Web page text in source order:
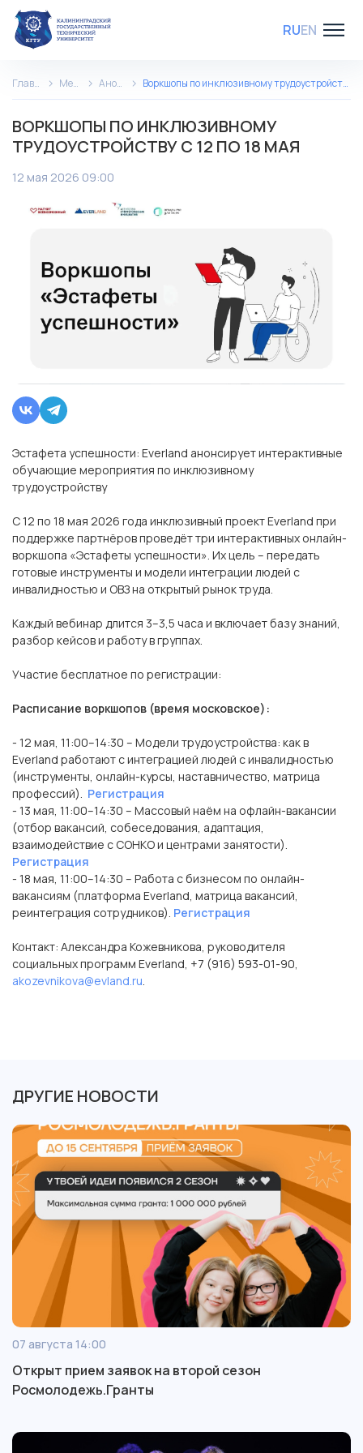
RUEN
Главная Медиа Анонсы Воркшопы по инклюзивному трудоустройству с 12 по 18 мая
ВОРКШОПЫ ПО ИНКЛЮЗИВНОМУ
ТРУДОУСТРОЙСТВУ С 12 ПО 18 МАЯ
12 мая 2026 09:00
Эстафета успешности: Everland анонсирует интерактивные
обучающие мероприятия по инклюзивному
трудоустройству
С 12 по 18 мая 2026 года инклюзивный проект Everland при
поддержке партнёров проведёт три интерактивных онлайн-
воркшопа «Эстафеты успешности». Их цель – передать
готовые инструменты и модели интеграции людей с
инвалидностью и ОВЗ на открытый рынок труда.
Каждый вебинар длится 3–3,5 часа и включает базу знаний,
разбор кейсов и работу в группах.
Участие бесплатное по регистрации:
Расписание воркшопов (время московское):
- 12 мая, 11:00–14:30 – Модели трудоустройства: как в
Everland работают с интеграцией людей с инвалидностью
(инструменты, онлайн-курсы, наставничество, матрица
профессий). Регистрация
- 13 мая, 11:00–14:30 – Массовый наём на офлайн-вакансии
(отбор вакансий, собеседования, адаптация,
взаимодействие с СОНКО и центрами занятости).
Регистрация
- 18 мая, 11:00–14:30 – Работа с бизнесом по онлайн-
вакансиям (платформа Everland, матрица вакансий,
реинтеграция сотрудников). Регистрация
Контакт: Александра Кожевникова, руководителя
социальных программ Everland, +7 (916) 593-01-90,
akozevnikova@evland.ru.
ДРУГИЕ НОВОСТИ
07 августа 14:00
Открыт прием заявок на второй сезон
Росмолодежь.Гранты